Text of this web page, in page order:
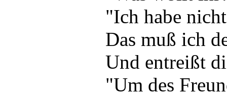
"Ich habe
Das muß ich
Und entreißt
"Um des